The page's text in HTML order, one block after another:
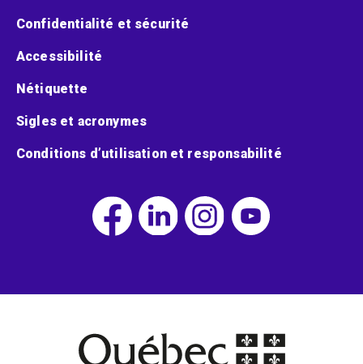
Confidentialité et sécurité
Accessibilité
Nétiquette
Sigles et acronymes
Conditions d’utilisation et responsabilité